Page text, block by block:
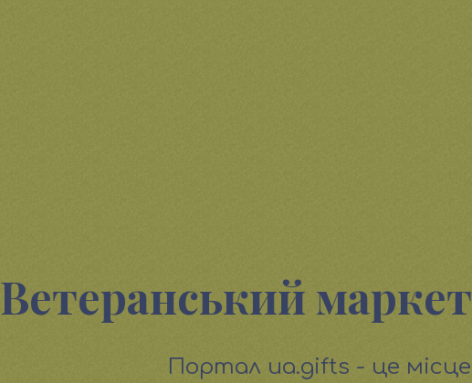
Ветеранський
Портал ua.gifts - це